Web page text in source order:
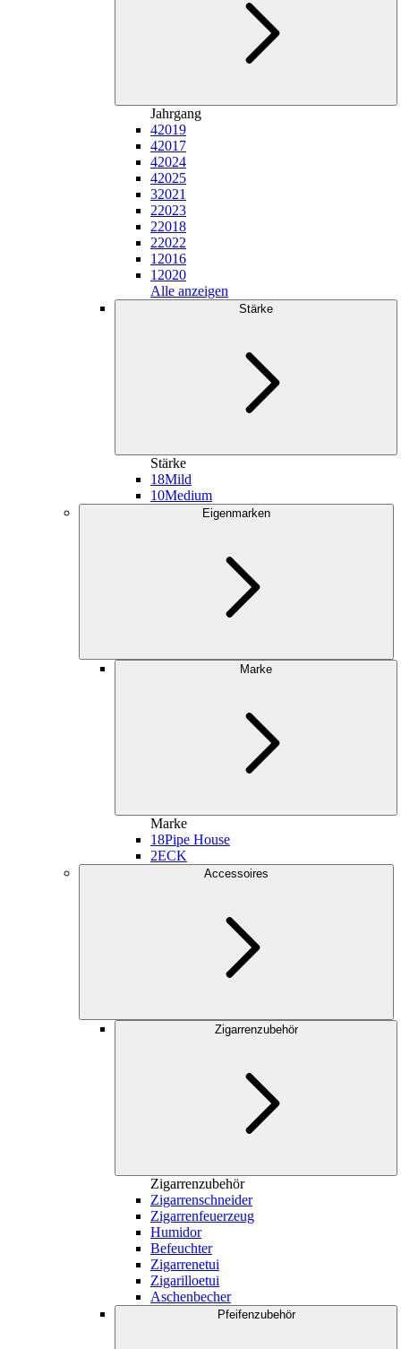
Jahrgang
42019
42017
42024
42025
32021
22023
22018
22022
1 2016
1 2020
Alle anzeigen
Stärke
Stärke
18Mild
10Medium
Eigenmarken
Marke
Marke
18Pipe House
2ECK
Accessoires
Zigarrenzubehör
Zigarrenzubehör
Zigarrenschneider
Zigarrenfeuerzeug
Humidor
Befeuchter
Zigarrenetui
Zigarilloetui
Aschenbecher
Pfeifenzubehör